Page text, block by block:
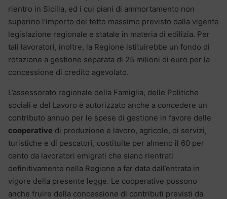
rientro in Sicilia, ed i cui piani di ammortamento non
superino l’importo del tetto massimo previsto dalla vigente
legislazione regionale e statale in materia di edilizia. Per
tali lavoratori, inoltre, la Regione istituirebbe un fondo di
rotazione a gestione separata di 25 milioni di euro per la
concessione di credito agevolato.
L’assessorato regionale della Famiglia, delle Politiche
sociali e del Lavoro è autorizzato anche a concedere un
contributo annuo per le spese di gestione in favore delle
cooperative di produzione e lavoro, agricole, di servizi,
turistiche e di pescatori, costituite per almeno il 60 per
cento da lavoratori emigrati che siano rientrati
definitivamente nella Regione a far data dall’entrata in
vigore della presente legge. Le cooperative possono
anche fruire della concessione di contributi previsti da